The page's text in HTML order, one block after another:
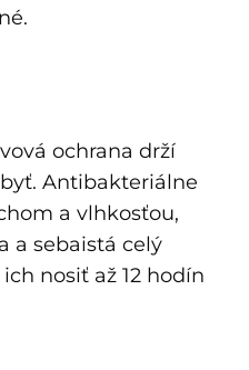
ochrana drží
Antibakteriálne
a vlhkosťou,
a sebaistá celý
nosiť až 12 hodín